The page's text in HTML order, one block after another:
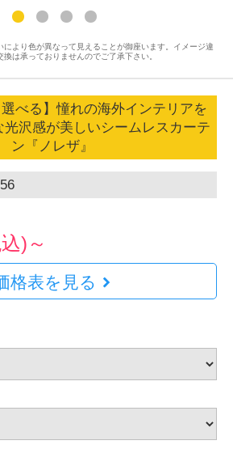
より色が異なって見えることが御座います。イメージ違
換は承っておりませんのでご了承下さい。
選べる】憧れの海外インテリアを
光沢感が美しいシームレスカーテ
ン『ノレザ』
)～
格表を見る